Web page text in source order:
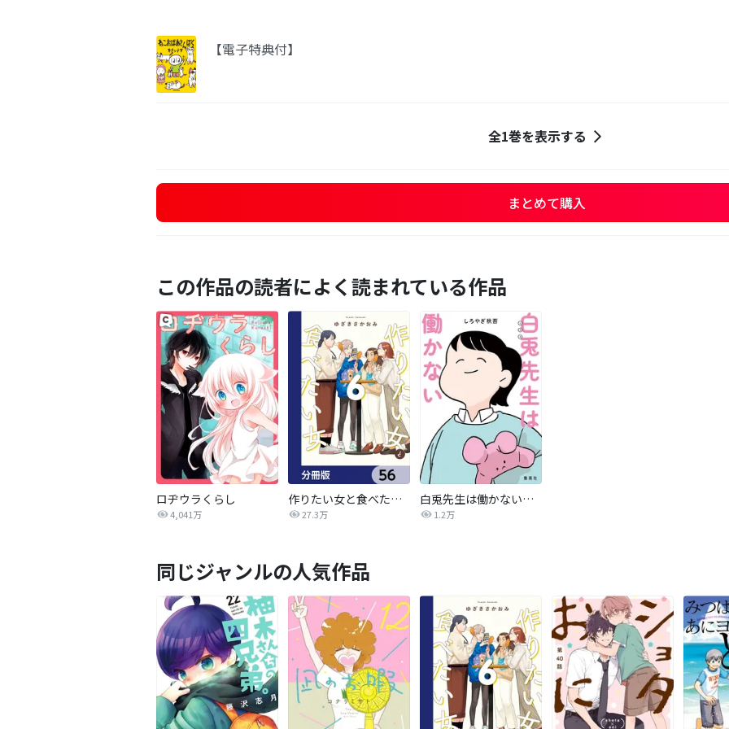
【電子特典付】
全1巻を表示する
まとめて購入
この作品の読者によく読まれている作品
ロヂウラくらし
4,041万
作りたい女と食べたい女【分冊版】
27.3万
白兎先生は働かない【タテヨミ】
1.2万
同じジャンルの人気作品